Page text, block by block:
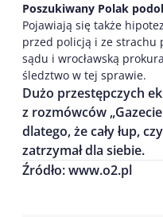
Poszukiwany Polak
Pojawiają się także
przed policją i ze strachu
sądu i wrocławską
śledztwo w tej sprawie.
Dużo przestępczych
z rozmówców
dlatego, że cały łup,
zatrzymał dla siebie.
Źródło: www.o2.pl